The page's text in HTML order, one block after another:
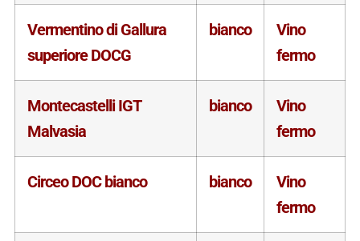
Vermentino di Gallura
superiore DOCG
bianco
Vino
fermo
Montecastelli IGT
Malvasia
bianco
Vino
fermo
Circeo DOC bianco bianco
Vino
fermo